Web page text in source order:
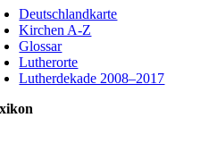
Deutschlandkarte
Kirchen A-Z
Glossar
Lutherorte
Lutherdekade 2008–2017